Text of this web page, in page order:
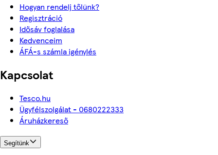
Hogyan rendelj tőlünk?
Regisztráció
Idősáv foglalása
Kedvenceim
ÁFÁ-s számla igénylés
Kapcsolat
Tesco.hu
Ügyfélszolgálat - 0680222333
Áruházkereső
Segítünk